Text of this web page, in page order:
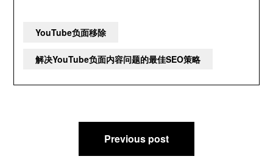
YouTube负面移除
解决YouTube负面内容问题的最佳SEO策略
Previous post